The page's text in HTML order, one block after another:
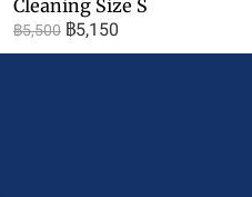
Cleaning Size S
฿5,500 ฿5,150